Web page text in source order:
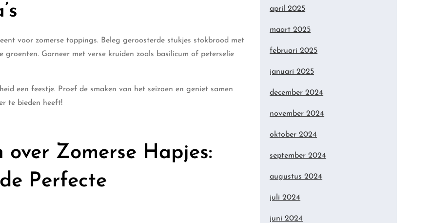
voor zomerse toppings. Beleg geroosterde stukjes stokbrood met
Garneer met verse kruiden zoals basilicum of peterselie
een feestje. Proef de smaken van het seizoen en geniet samen
te bieden heeft!
over Zomerse Hapjes:
Perfecte
april 2025
maart 2025
februari 2025
januari 2025
december 2024
november 2024
oktober 2024
september 2024
augustus 2024
juli 2024
juni 2024